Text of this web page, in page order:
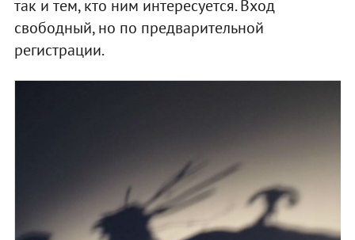
так и тем, кто ним интересуется. Вход
свободный, но по предварительной
регистрации.